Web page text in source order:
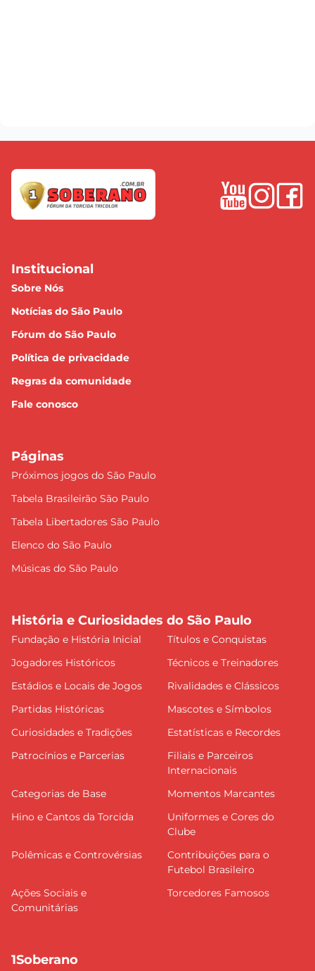
Institucional
Sobre Nós
Notícias do São Paulo
Fórum do São Paulo
Política de privacidade
Regras da comunidade
Fale conosco
Páginas
Próximos jogos do São Paulo
Tabela Brasileirão São Paulo
Tabela Libertadores São Paulo
Elenco do São Paulo
Músicas do São Paulo
História e Curiosidades do São Paulo
Fundação e História Inicial
Títulos e Conquistas
Jogadores Históricos
Técnicos e Treinadores
Estádios e Locais de Jogos
Rivalidades e Clássicos
Partidas Históricas
Mascotes e Símbolos
Curiosidades e Tradições
Estatísticas e Recordes
Patrocínios e Parcerias
Filiais e Parceiros
Internacionais
Categorias de Base
Momentos Marcantes
Hino e Cantos da Torcida
Uniformes e Cores do
Clube
Polêmicas e Controvérsias
Contribuições para o
Futebol Brasileiro
Ações Sociais e
Comunitárias
Torcedores Famosos
1Soberano